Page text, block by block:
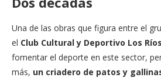
Una de las obras que figura entre el
el Club Cultural y Deportivo Los
fomentar el deporte en este sector,
más, un criadero de patos y